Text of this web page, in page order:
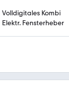
Volldigitales Kombi
Elektr. Fensterheber